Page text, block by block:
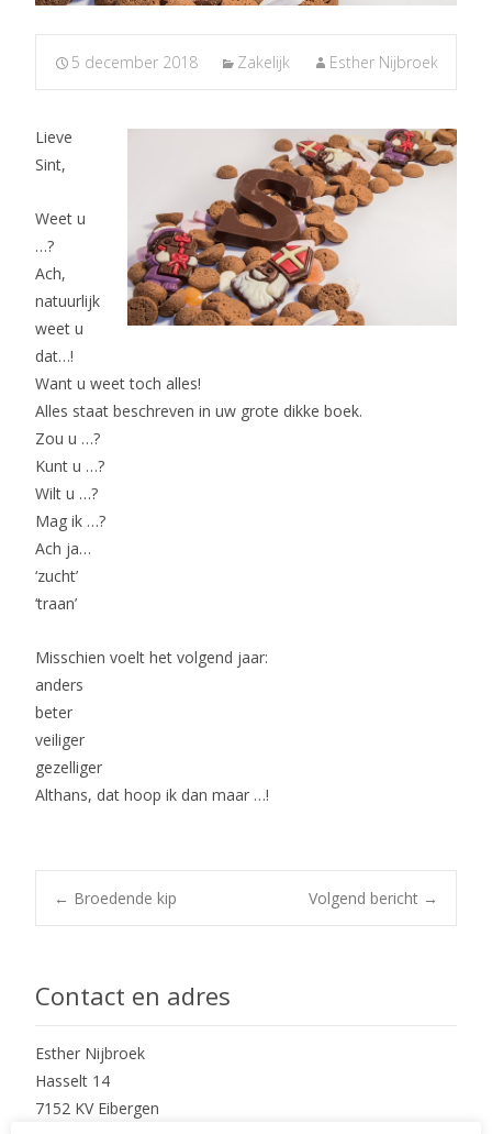
5 december 2018 Zakelijk Esther Nijbroek
Lieve
Sint,
Weet u
…?
Ach,
natuurlijk
weet u
dat…!
Want u weet toch alles!
Alles staat beschreven in uw grote dikke boek.
Zou u …?
Kunt u …?
Wilt u …?
Mag ik …?
Ach ja…
‘zucht’
‘traan’
Misschien voelt het volgend jaar:
anders
beter
veiliger
gezelliger
Althans, dat hoop ik dan maar …!
Post
navigation
← Broedende kip Volgend bericht →
Contact en adres
Esther Nijbroek
Hasselt 14
7152 KV Eibergen